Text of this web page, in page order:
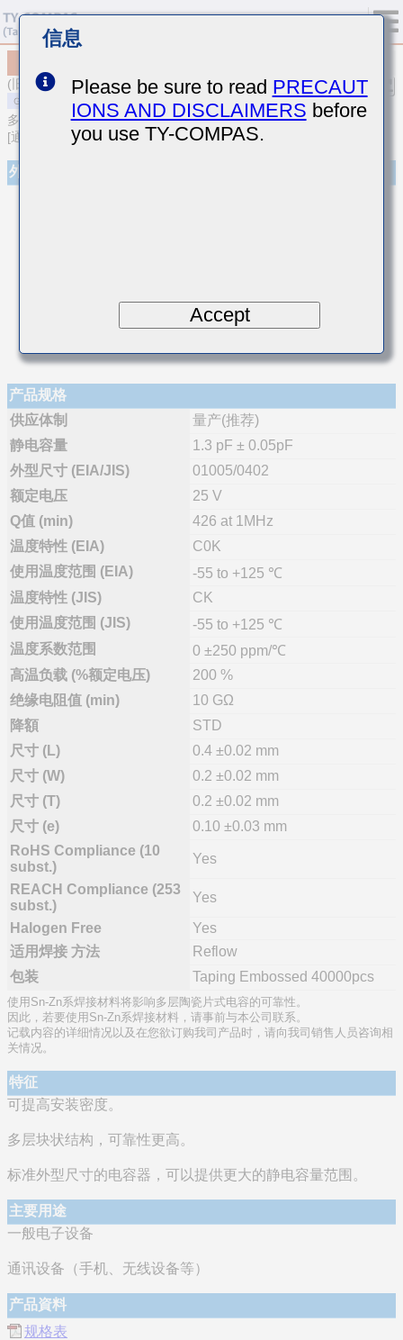
(旧型号 TMK042CK1R3AD-W)
多层陶瓷电容器
[通用型多层陶瓷电容器(温度补偿用)]
外观
产品规格
供应体制
量产(推荐)
静电容量
1.3 pF ± 0.05pF
外型尺寸 (EIA/JIS)
01005/0402
额定电压
25 V
Q值 (min)
426 at 1MHz
温度特性 (EIA)
C0K
使用温度范围 (EIA)
-55 to +125 ℃
温度特性 (JIS)
CK
使用温度范围 (JIS)
-55 to +125 ℃
温度系数范围
0 ±250 ppm/℃
高温负载 (%额定电压)
200 %
绝缘电阻值 (min)
10 GΩ
降額
STD
尺寸 (L)
0.4 ±0.02 mm
尺寸 (W)
0.2 ±0.02 mm
尺寸 (T)
0.2 ±0.02 mm
尺寸 (e)
0.10 ±0.03 mm
RoHS Compliance (10
subst.)
Yes
REACH Compliance (253
subst.)
Yes
Halogen Free
Yes
适用焊接 方法
Reflow
包装
Taping Embossed 40000pcs
使用Sn-Zn系焊接材料将影响多层陶瓷片式电容的可靠性。
因此，若要使用Sn-Zn系焊接材料，请事前与本公司联系。
记载内容的详细情况以及在您欲订购我司产品时，请向我司销售人员咨询相
关情况。
特征
可提高安装密度。
多层块状结构，可靠性更高。
标准外型尺寸的电容器，可以提供更大的静电容量范围。
主要用途
一般电子设备
通讯设备（手机、无线设备等）
产品資料
规格表
信息
Please be sure to read PRECAUT
IONS AND DISCLAIMERS before
you use TY-COMPAS.
Accept